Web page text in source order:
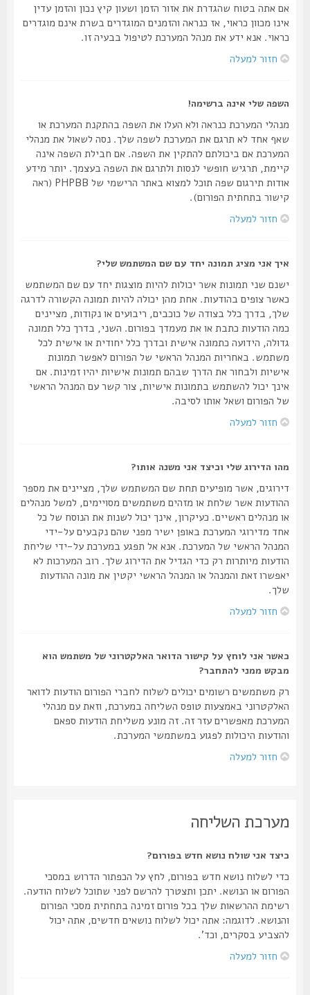
אם אתה בטוח שהגדרת את אזור הזמן ושעון קיץ נכון והזמן עדין
אינו מכוון כראוי, אז כנראה והזמנים המוגדרים בשרת אינם מוגדרים
כראוי. אנא ידע את מנהל המערכת לטיפול בבעיה זו.
חזור למעלה
השפה שלי אינה ברשימה!
מנהלי המערכת כנראה ולא העלו את השפה בהתקנת המערכת או
שאף אחד לא תרגם את המערכת לשפה שלך. נסה לשאול את מנהלי
המערכת אם ביכולתם להתקין את השפה. אם חבילת השפה אינה
קיימת, תרגיש חופשי לנסות ולתרגם את השפה בעצמך. יותר מידע
אודות תירגום שפה תוכל למצוא באתר הרישמי של PHPBB (ראה
קישור בתחתית הפורום).
חזור למעלה
איך אני מציג תמונה יחד עם שם המשתמש שלי?
ישנם שני תמונות אשר יכולות להיות מוצגות יחד עם שם המשתמש
כאשר צופים בהודעות. אחת מהן יכולה להיות תמונה הקשורה לדרגה
שלך, בדרך כלל בצודה של כוכבים, ריבועים או נקודות, מציינים
כמה הודעות כתבת או את מעמדך בפורום. השני, בדרך כלל תמונה
גדולה, הידועה כתמונה אישית ובדרך כלל יחודית או אישית לכל
משתמש. באחריות המנהל הראשי של הפורום לאפשר תמונות
אישיות ולבחור את הדרך שבהם תמונות אישיות יהיו זמינות. אם
אינך יכול להשתמש בתמונות אישיות, צור קשר עם המנהל הראשי
של הפורום ושאל אותו לסיבה.
חזור למעלה
מהו הדירוג שלי וכיצד אני משנה אותו?
דירוגים, אשר מופיעים תחת שם המשתמש שלך, מציינים את מספר
ההודעות אשר שלחת או מזהים משתמשים מסויימים, למשל מנהלים
או מנהלים ראשיים. כעיקרון, אינך יכול לשנות את הנוסח של כל
אחד מדירוגי המערכת באופן ישיר מפני שהם נקבעים על-ידי
המנהל הראשי של המערכת. אנא אל תפגע במערכת על-ידי שליחת
הודעות מיותרות רק כדי הגדיל את הדירוג שלך. רוב המערכות לא
יאפשרו זאת והמנהל או המנהל הראשי יקטין את מונה ההודעות
חזור למעלה
כאשר אני לוחץ על קישור הדואר האלקטרוני של משתמש הוא
מבקש ממני להתחבר?
רק משתמשים רשומים יכולים לשלוח לחברי הפורום הודעות לדואר
האלקטרוני באמצעות טופס השליחה במערכת, וזאת עם מנהלי
המערכת מאפשרים עזר זה. זה מונע משליחת הודעות ספאם
והודעות היכולות לפגוע במשתמשי המערכת.
חזור למעלה
מערכת השליחה
כיצד אני שולח נושא חדש בפורום?
כדי לשלוח נושא חדש בפורום, לחץ על הכפתור הדרוש במסכי
הפורום או הנושא. יתכן ותצטרך להרשם לפני שתוכל לשלוח הודעה.
רשימת ההרשאות שלך בכל פורום זמינה בתחתית מסכי הפורום
והנושא. לדוגמה: אתה יכול לשלוח נושאים חדשים, אתה יכול
להצביע בסקרים, וכד'.
חזור למעלה